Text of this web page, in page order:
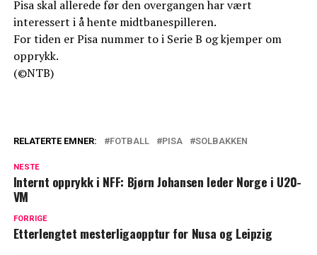
Pisa skal allerede før den overgangen har vært
interessert i å hente midtbanespilleren.
For tiden er Pisa nummer to i Serie B og kjemper om
opprykk.
(©NTB)
RELATERTE EMNER: FOTBALL PISA SOLBAKKEN
NESTE
Internt opprykk i NFF: Bjørn Johansen leder Norge i U20-
VM
FORRIGE
Etterlengtet mesterligaopptur for Nusa og Leipzig